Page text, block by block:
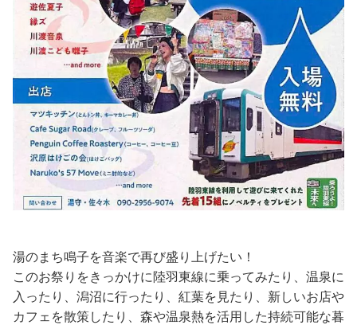
湯のまち鳴子を音楽で再び盛り上げたい！
このお祭りをきっかけに陸羽東線に乗ってみたり、温泉に
入ったり、潟沼に行ったり、紅葉を見たり、新しいお店や
カフェを散策したり、森や温泉熱を活用した持続可能な暮